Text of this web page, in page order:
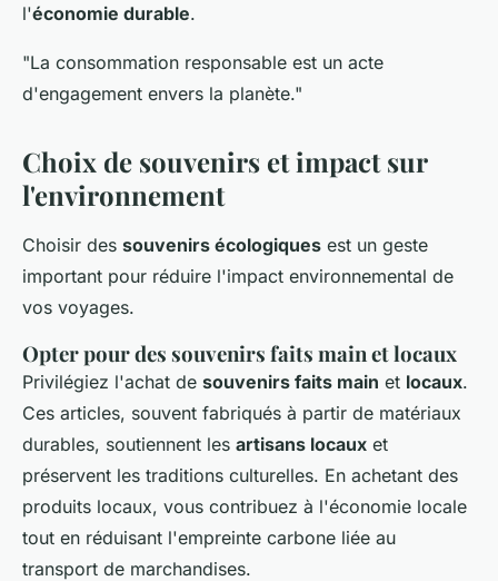
l'économie durable.
"La consommation responsable est un acte
d'engagement envers la planète."
Choix de souvenirs et impact sur
l'environnement
Choisir des souvenirs écologiques est un geste
important pour réduire l'impact environnemental de
vos voyages.
Opter pour des souvenirs faits main et locaux
Privilégiez l'achat de souvenirs faits main et locaux.
Ces articles, souvent fabriqués à partir de matériaux
durables, soutiennent les artisans locaux et
préservent les traditions culturelles. En achetant des
produits locaux, vous contribuez à l'économie locale
tout en réduisant l'empreinte carbone liée au
transport de marchandises.